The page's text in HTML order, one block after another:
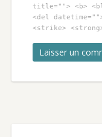
title=""> <b>
<del
<strike>